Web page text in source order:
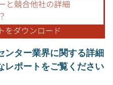
ンター業界に関する詳細
レポートをご覧ください